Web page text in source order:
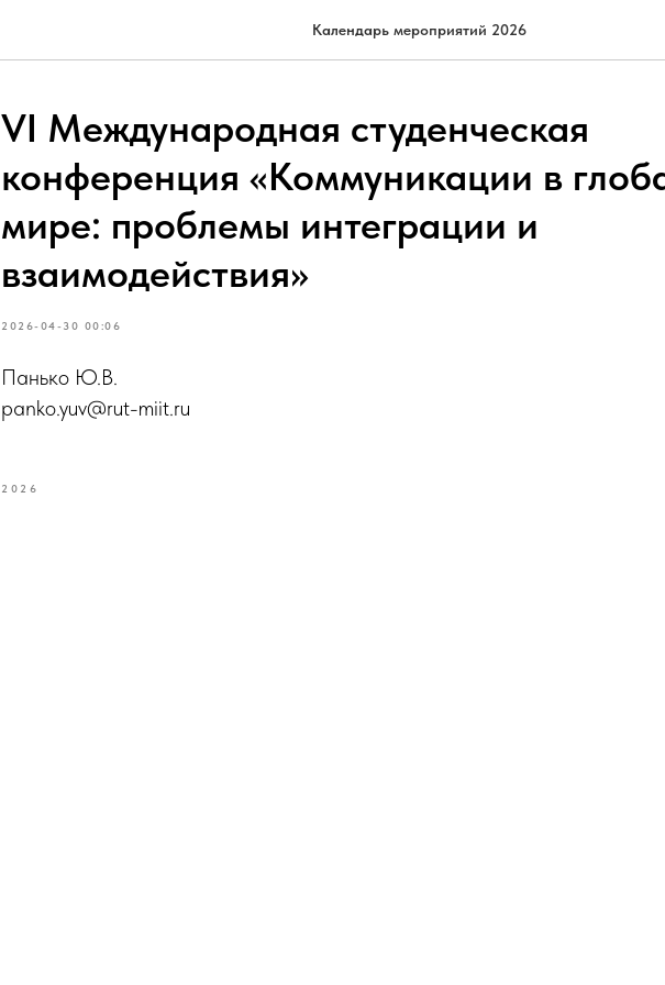
Календарь мероприятий 2026
VI Международная студенческая
конференция «Коммуникации в
мире: проблемы интеграции и
взаимодействия»
2026-04-30 00:06
Панько Ю.В.
panko.yuv@rut-miit.ru
2026